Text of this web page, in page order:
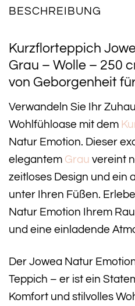
BESCHREIBUNG
Kurzflorteppich
Grau – Wolle – 250
von Geborgenheit
Verwandeln Sie Ihr
Wohlfühloase mit dem
Natur Emotion. Dieser
elegantem Grau vereint
zeitloses Design und ein
unter Ihren Füßen.
Natur Emotion Ihrem
und eine einladende
Der Jowea Natur
Teppich – er ist ein
Komfort und stilvolles